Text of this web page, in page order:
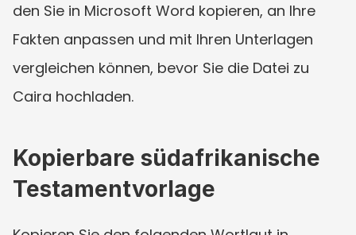
den Sie in Microsoft Word kopieren, an Ihre
Fakten anpassen und mit Ihren Unterlagen
vergleichen können, bevor Sie die Datei zu
Caira hochladen.
Kopierbare südafrikanische
Testamentvorlage